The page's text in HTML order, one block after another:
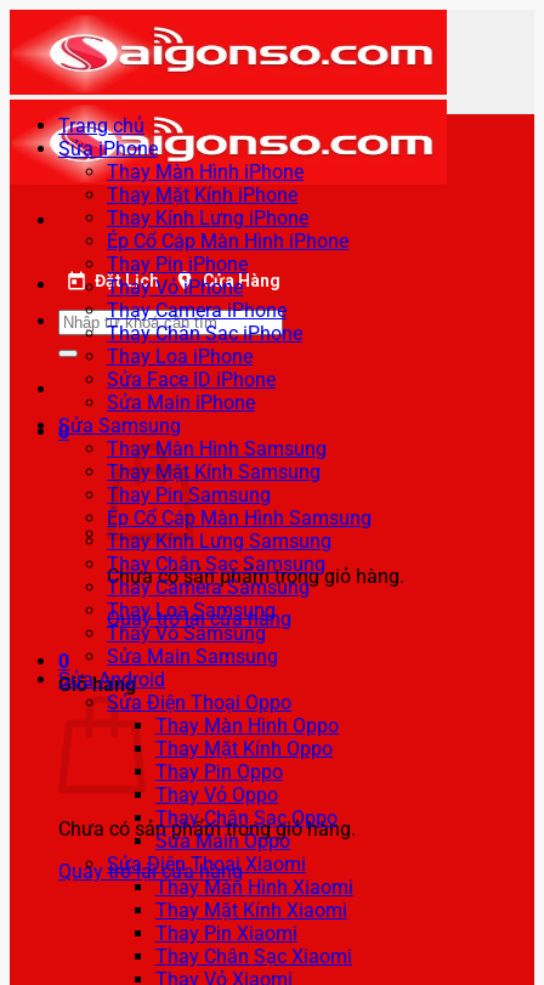
qua
nội
dung
Đặt Lịch Cửa Hàng
Tìm
kiếm:
0
Chưa có sản phẩm trong giỏ hàng.
Quay trở lại cửa hàng
0
Giỏ hàng
Chưa có sản phẩm trong giỏ hàng.
Quay trở lại cửa hàng
Trang chủ
Sửa iPhone
Thay Màn Hình iPhone
Thay Mặt Kính iPhone
Thay Kính Lưng iPhone
Ép Cổ Cáp Màn Hình iPhone
Thay Pin iPhone
Thay Vỏ iPhone
Thay Camera iPhone
Thay Chân Sạc iPhone
Thay Loa iPhone
Sửa Face ID iPhone
Sửa Main iPhone
Sửa Samsung
Thay Màn Hình Samsung
Thay Mặt Kính Samsung
Thay Pin Samsung
Ép Cổ Cáp Màn Hình Samsung
Thay Kính Lưng Samsung
Thay Chân Sạc Samsung
Thay Camera Samsung
Thay Loa Samsung
Thay Vỏ Samsung
Sửa Main Samsung
Sửa Android
Sửa Điện Thoại Oppo
Thay Màn Hình Oppo
Thay Mặt Kính Oppo
Thay Pin Oppo
Thay Vỏ Oppo
Thay Chân Sạc Oppo
Sửa Main Oppo
Sửa Điện Thoại Xiaomi
Thay Màn Hình Xiaomi
Thay Mặt Kính Xiaomi
Thay Pin Xiaomi
Thay Chân Sạc Xiaomi
Thay Vỏ Xiaomi